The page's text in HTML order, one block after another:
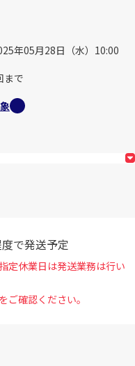
年05月28日（水）10:00
まで
で発送予定
定休業日は発送業務は行い
をご確認ください。